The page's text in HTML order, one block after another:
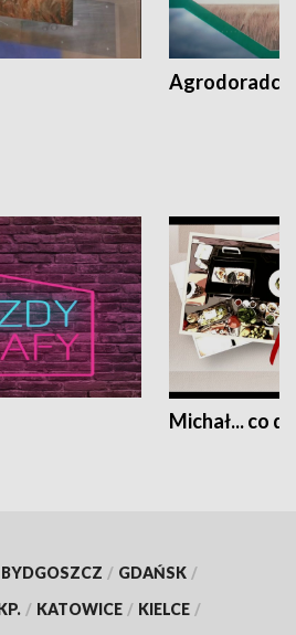
Agrodoradcy
Michał... co
BYDGOSZCZ / GDAŃSK /
/ KATOWICE / KIELCE /